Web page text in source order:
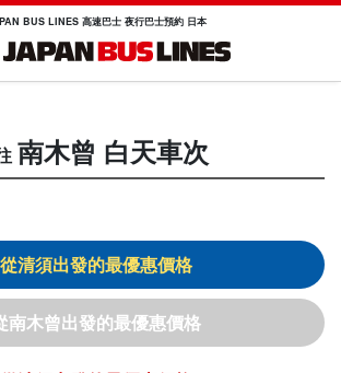
BUS LINES 高速巴士 夜行巴士預約 日本
南木曾 白天車次
清須
南木曾